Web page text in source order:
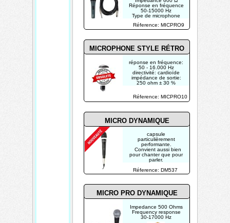
Réponse en fréquence
50-15000 Hz
Type de microphone
Unidirectionnel
réponse en fréquence:
50 - 16.000 Hz
directivité: cardioïde
impédance de sortie:
250 ohm ± 30 %
Réference: MICPRO10
MICROPHONE STYLE RÉTRO
Réference: MICPRO9
MICRO DYNAMIQUE
Réference: DM537
capsule
particulièrement
performante.
Convient aussi bien
pour chanter que pour
parler.
MICRO PRO DYNAMIQUE
Impedance 500 Ohms
Frequency response
30-17000 Hz